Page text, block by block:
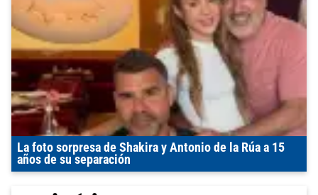
La foto sorpresa de Shakira y Antonio de la Rúa a 15
años de su separación